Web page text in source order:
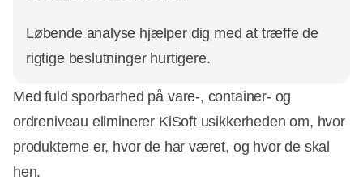
Løbende analyse hjælper dig med at træffe de
rigtige beslutninger hurtigere.
Med fuld sporbarhed på vare-, container- og
ordreniveau eliminerer KiSoft usikkerheden om, hvor
produkterne er, hvor de har været, og hvor de skal
hen.